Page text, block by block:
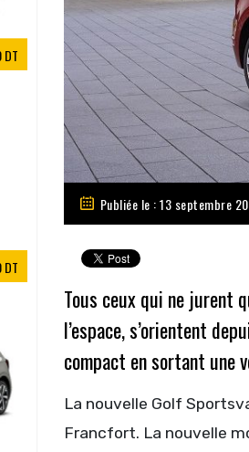
Publiée le : 13 septembre
Tous ceux qui ne jurent
l’espace, s’orientent
compact en sortant une
La nouvelle Golf
Francfort. La nouvelle